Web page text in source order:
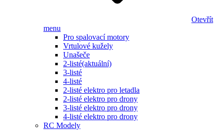
Otevřít
menu
Pro spalovací motory
Vrtulové kužely
Unašeče
2-listé(aktuální)
3-listé
4-listé
2-listé elektro pro letadla
2-listé elektro pro drony
3-listé elektro pro drony
4-listé elektro pro drony
RC Modely